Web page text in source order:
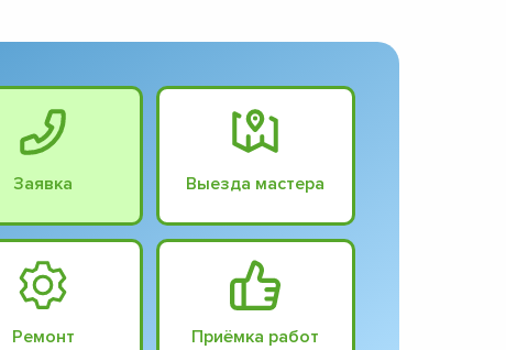
Заявка Выезда мастера
Ремонт Приёмка работ